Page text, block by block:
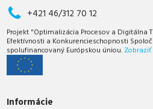
+421 46/312 70 12
Projekt "Optimalizácia Procesov a Digitálna
Efektívnosti a Konkurencieschopnosti
spolufinancovaný Európskou úniou. Zobraziť
Informácie